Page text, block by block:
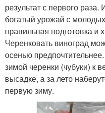
результат с первого
богатый урожай с
правильная подготовка и
Черенковать виноград
осенью
зимой черенки (чубуки) к
высадке, а за лето
первую зиму.